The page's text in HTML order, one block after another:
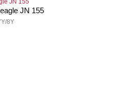
JN 155
8Y